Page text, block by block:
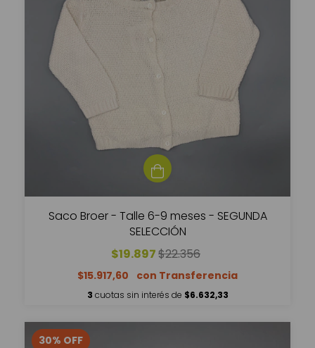
Saco Broer - Talle 6-9 meses - SEGUNDA
SELECCIÓN
$19.897$22.356
$15.917,60
3 cuotas sin interés de $6.632,33
30% OFF